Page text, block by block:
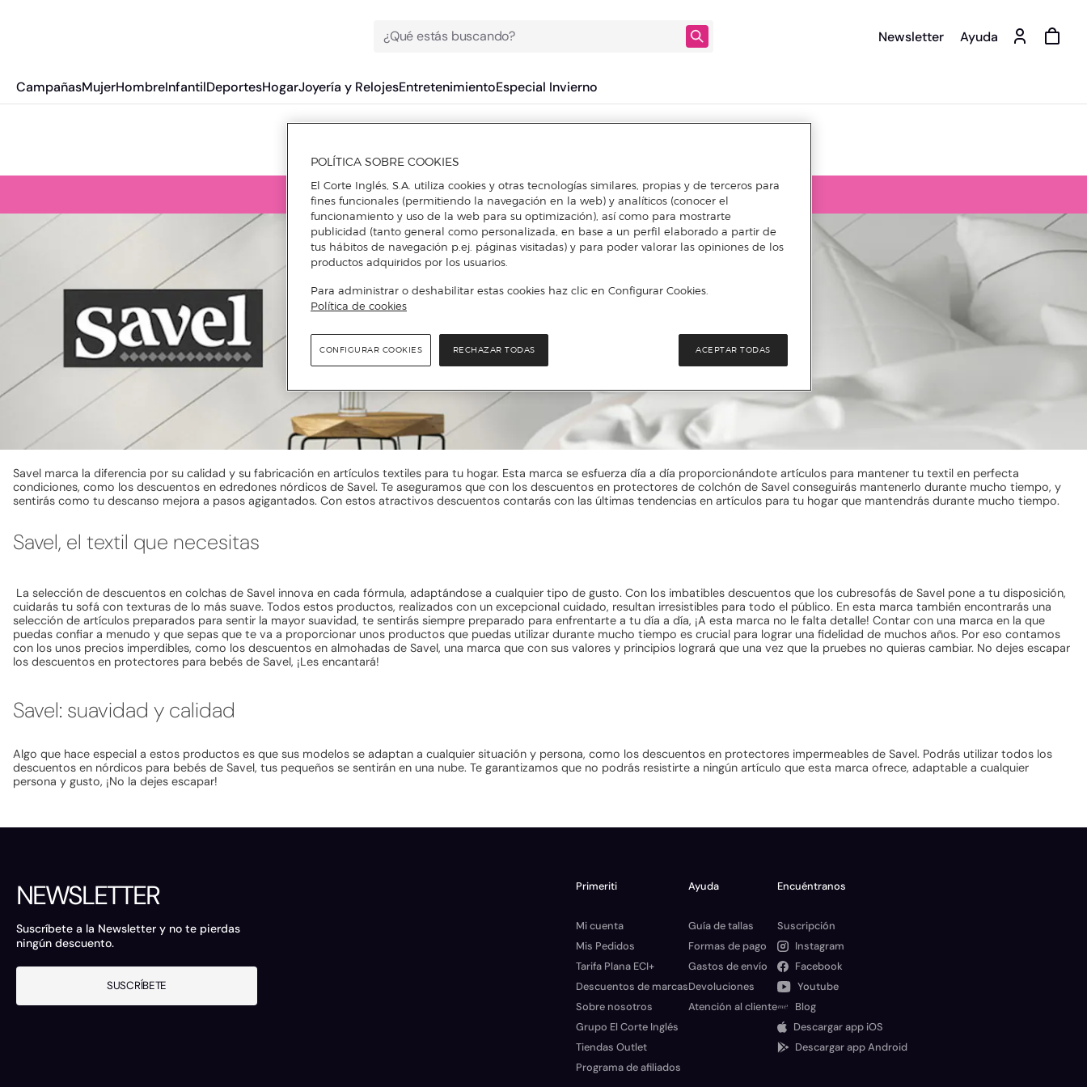
¿Qué estás buscando? Newsletter Ayuda
CampañasMujerHombreInfantilDeportesHogarJoyería y RelojesEntretenimientoEspecial Invierno
Outlet Savel
DESCUBRE DESCUENTOS EN OTRAS MARCAS DE HOGAR
Savel marca la diferencia por su calidad y su fabricación en artículos textiles para tu hogar. Esta marca se esfuerza día a día proporcionándote artículos para mantener tu textil en perfecta
condiciones, como los descuentos en edredones nórdicos de Savel. Te aseguramos que con los descuentos en protectores de colchón de Savel conseguirás mantenerlo durante mucho tiempo, y
sentirás como tu descanso mejora a pasos agigantados. Con estos atractivos descuentos contarás con las últimas tendencias en artículos para tu hogar que mantendrás durante mucho tiempo.
Savel, el textil que necesitas
La selección de descuentos en colchas de Savel innova en cada fórmula, adaptándose a cualquier tipo de gusto. Con los imbatibles descuentos que los cubresofás de Savel pone a tu disposición,
cuidarás tu sofá con texturas de lo más suave. Todos estos productos, realizados con un excepcional cuidado, resultan irresistibles para todo el público. En esta marca también encontrarás una
selección de artículos preparados para sentir la mayor suavidad, te sentirás siempre preparado para enfrentarte a tu día a día, ¡A esta marca no le falta detalle! Contar con una marca en la que
puedas confiar a menudo y que sepas que te va a proporcionar unos productos que puedas utilizar durante mucho tiempo es crucial para lograr una fidelidad de muchos años. Por eso contamos
con los unos precios imperdibles, como los descuentos en almohadas de Savel, una marca que con sus valores y principios logrará que una vez que la pruebes no quieras cambiar. No dejes escapar
los descuentos en protectores para bebés de Savel, ¡Les encantará!
Savel: suavidad y calidad
Algo que hace especial a estos productos es que sus modelos se adaptan a cualquier situación y persona, como los descuentos en protectores impermeables de Savel. Podrás utilizar todos los
descuentos en nórdicos para bebés de Savel, tus pequeños se sentirán en una nube. Te garantizamos que no podrás resistirte a ningún artículo que esta marca ofrece, adaptable a cualquier
persona y gusto, ¡No la dejes escapar!
NEWSLETTER
Suscríbete a la Newsletter y no te pierdas
ningún descuento.
SUSCRÍBETE
Primeriti
Mi cuenta
Mis Pedidos
Tarifa Plana ECI+
Descuentos de marcas
Sobre nosotros
Grupo El Corte Inglés
Tiendas Outlet
Programa de afiliados
Ayuda
Guía de tallas
Formas de pago
Gastos de envío
Devoluciones
Atención al cliente
Encuéntranos
Suscripción
Instagram
Facebook
Youtube
Blog
Descargar app iOS
Descargar app Android
POLÍTICA SOBRE COOKIES
El Corte Inglés, S.A. utiliza cookies y otras tecnologías similares, propias y de terceros para
fines funcionales (permitiendo la navegación en la web) y analíticos (conocer el
funcionamiento y uso de la web para su optimización), así como para mostrarte
publicidad (tanto general como personalizada, en base a un perfil elaborado a partir de
tus hábitos de navegación p.ej. páginas visitadas) y para poder valorar las opiniones de los
productos adquiridos por los usuarios.
Para administrar o deshabilitar estas cookies haz clic en Configurar Cookies.
Política de cookies
RECHAZAR TODAS ACEPTAR TODAS
CONFIGURAR COOKIES